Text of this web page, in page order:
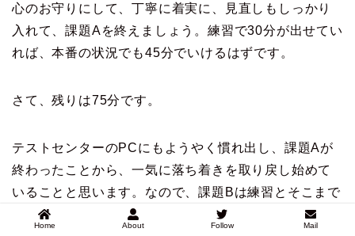
心のお守りにして、丁寧に着実に、見直しもしっかり
入れて、課題Aを終えましょう。練習で30分が出せてい
れば、本番の状況でも45分でいけるはずです。
さて、残りは75分です。
テストセンターのPCにもようやく慣れ出し、課題Aが
終わったことから、一気に落ち着きを取り戻し始めて
いることと思います。なので、課題Bは練習とそこまで
変わりなく、試験に取り組めるはずです。練習＋10分
Home About Follow Mail